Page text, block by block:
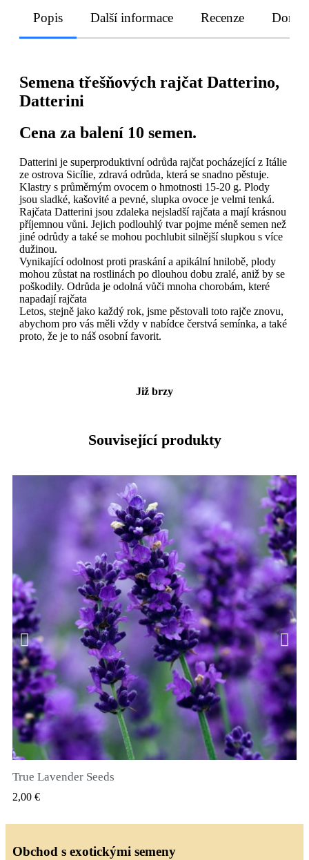
Popis Další informace Recenze
Semena třešňových rajčat Datterino,
Datterini
Cena za balení 10 semen.
Datterini je superproduktivní odrůda rajčat pocházející z Itálie
ze ostrova Sicílie, zdravá odrůda, která se snadno pěstuje.
Klastry s průměrným ovocem o hmotnosti 15-20 g. Plody
jsou sladké, kašovité a pevné, slupka ovoce je velmi tenká.
Rajčata Datterini jsou zdaleka nejsladší rajčata a mají krásnou
příjemnou vůni. Jejich podlouhlý tvar pojme méně semen než
jiné odrůdy a také se mohou pochlubit silnější slupkou s více
dužinou.
Vynikající odolnost proti praskání a apikální hnilobě, plody
mohou zůstat na rostlinách po dlouhou dobu zralé, aniž by se
poškodily. Odrůda je odolná vůči mnoha chorobám, které
napadají rajčata
Letos, stejně jako každý rok, jsme pěstovali toto rajče znovu,
abychom pro vás měli vždy v nabídce čerstvá semínka, a také
proto, že je to náš osobní favorit.
Již brzy
Související produkty
True Lavender Seeds
2,00 €
Obchod s exotickými semeny